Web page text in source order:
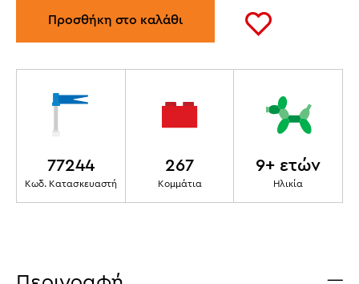
Προσθήκη στο καλάθι
77244
Κωδ. Κατασκευαστή
267
Κομμάτια
9+ ετών
Ηλικία